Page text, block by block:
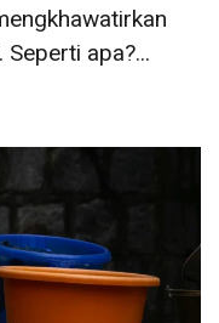
apa?...